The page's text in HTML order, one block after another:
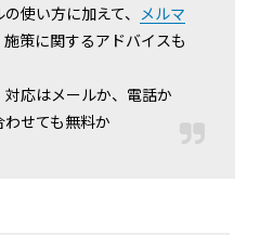
使い方に加えて、
メルマ
施策に関するアドバイスも
対応はメールか、電話か
わせても無料か